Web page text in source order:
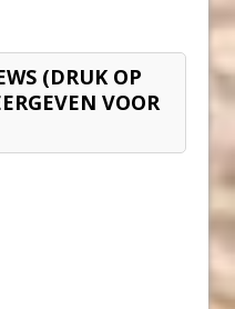
(DRUK OP
VOOR